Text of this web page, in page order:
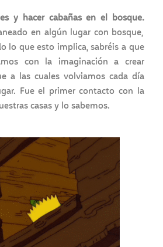
y hacer cabañas en el bosque.
en algún lugar con bosque,
lo que esto implica, sabréis a que
con la imaginación a crear
a las cuales volviamos cada día
Fue el primer contacto con la
casas y lo sabemos.